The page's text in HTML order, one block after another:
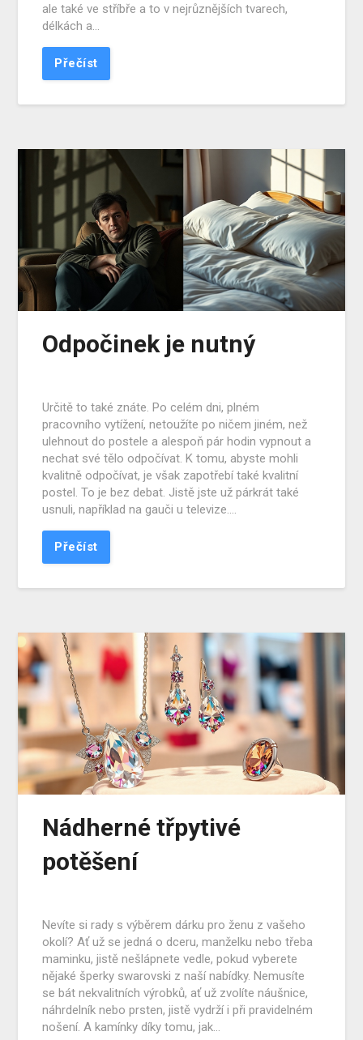
ale také ve stříbře a to v nejrůznějších tvarech,
délkách a…
Přečíst
Odpočinek je nutný
Určitě to také znáte. Po celém dni, plném
pracovního vytížení, netoužíte po ničem jiném, než
ulehnout do postele a alespoň pár hodin vypnout a
nechat své tělo odpočívat. K tomu, abyste mohli
kvalitně odpočívat, je však zapotřebí také kvalitní
postel. To je bez debat. Jistě jste už párkrát také
usnuli, například na gauči u televize….
Přečíst
Nádherné třpytivé
potěšení
Nevíte si rady s výběrem dárku pro ženu z vašeho
okolí? Ať už se jedná o dceru, manželku nebo třeba
maminku, jistě nešlápnete vedle, pokud vyberete
nějaké šperky swarovski z naší nabídky. Nemusíte
se bát nekvalitních výrobků, ať už zvolíte náušnice,
náhrdelník nebo prsten, jistě vydrží i při pravidelném
nošení. A kamínky díky tomu, jak…